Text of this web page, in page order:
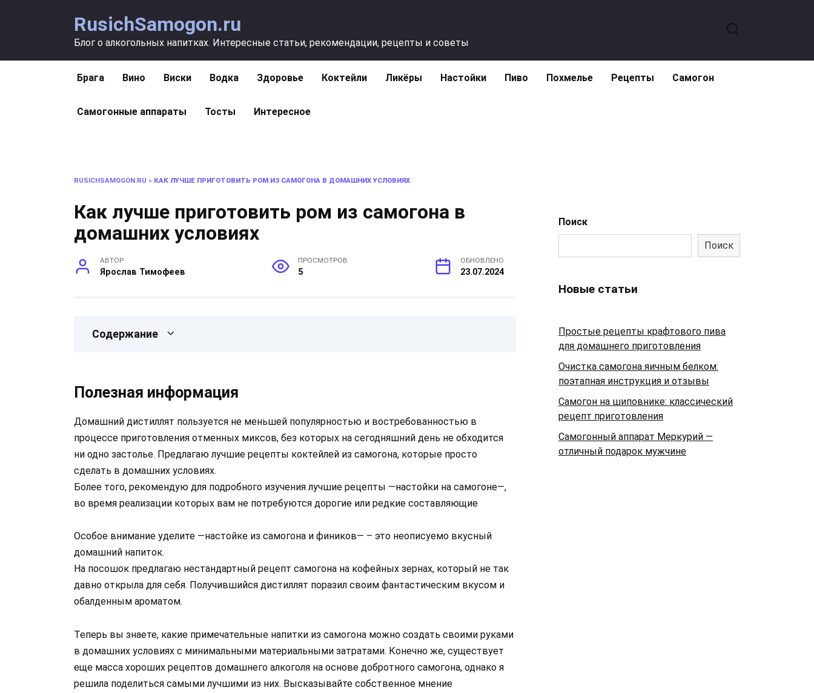
RusichSamogon.ru
Блог о алкогольных напитках. Интересные статьи, рекомендации, рецепты и советы
Брага Вино Виски Водка Здоровье Коктейли Ликёры Настойки Пиво Похмелье Рецепты Самогон
Самогонные аппараты Тосты Интересное
RUSICHSAMOGON.RU » КАК ЛУЧШЕ ПРИГОТОВИТЬ РОМ ИЗ САМОГОНА В ДОМАШНИХ УСЛОВИЯХ
Как лучше приготовить ром из самогона в
домашних условиях
АВТОР
Ярослав Тимофеев
ПРОСМОТРОВ
5
ОБНОВЛЕНО
23.07.2024
Содержание
Полезная информация
Домашний дистиллят пользуется не меньшей популярностью и востребованностью в
процессе приготовления отменных миксов, без которых на сегодняшний день не обходится
ни одно застолье. Предлагаю лучшие рецепты коктейлей из самогона, которые просто
сделать в домашних условиях.
Более того, рекомендую для подробного изучения лучшие рецепты —настойки на самогоне—,
во время реализации которых вам не потребуются дорогие или редкие составляющие
Особое внимание уделите —настойке из самогона и фиников— – это неописуемо вкусный
домашний напиток.
На посошок предлагаю нестандартный рецепт самогона на кофейных зернах, который не так
давно открыла для себя. Получившийся дистиллят поразил своим фантастическим вкусом и
обалденным ароматом.
Теперь вы знаете, какие примечательные напитки из самогона можно создать своими руками
в домашних условиях с минимальными материальными затратами. Конечно же, существует
еще масса хороших рецептов домашнего алкоголя на основе добротного самогона, однако я
решила поделиться самыми лучшими из них. Высказывайте собственное мнение
Поиск
Поиск
Новые статьи
Простые рецепты крафтового пива
для домашнего приготовления
Очистка самогона яичным белком:
поэтапная инструкция и отзывы
Самогон на шиповнике: классический
рецепт приготовления
Самогонный аппарат Меркурий —
отличный подарок мужчине